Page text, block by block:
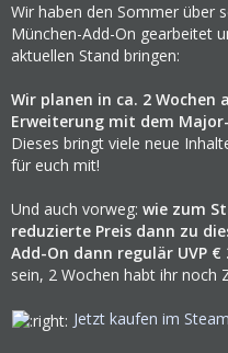
Wir haben den Sommer über
München-Add-On gearbeitet
aktuellen Stand bringen:
Wir planen in ca. 2 Wochen
Erweiterung mit dem
Dieses bringt viele neue
für euch mit!
Und auch vorweg: wie zum
reduzierte Preis dann zu
Add-On dann regulär UVP
sein, 2 Wochen habt ihr noch
Jetzt kaufen im